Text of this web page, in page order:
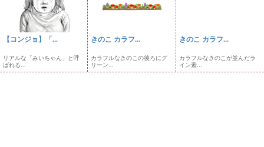
【コンジョ】「...
リアルな「みいちゃん」と呼
ばれる...
きのこ カラフ...
カラフルなきのこの後ろにグ
リーン...
きのこ カラフ...
カラフルなきのこが並んだラ
イン素...